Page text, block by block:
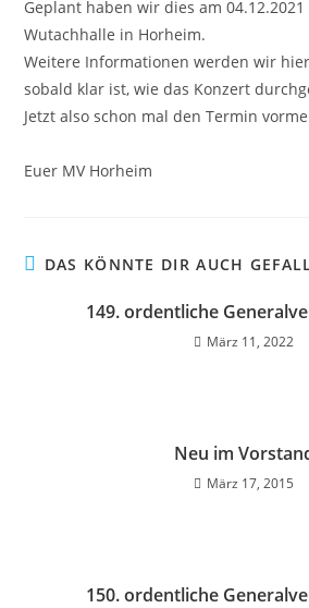
Geplant haben wir dies am
Wutachhalle in Horheim.
Weitere Informationen werden wir
sobald klar ist, wie das Konzert
Jetzt also schon mal den Termin
Euer MV Horheim
DAS KÖNNTE DIR AUCH
149. ordentliche
März 11, 2022
Neu im
März 17, 2015
150. ordentliche